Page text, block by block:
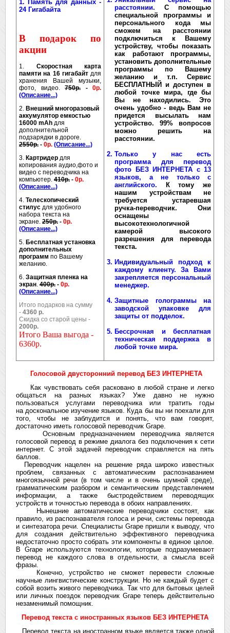
1. Память для данных -
24 Гигабайта
В подарок по
акции
1. Скоростная карта
памяти на 16 гигабайт для
хранения Вашей музыки,
фото, видео. 750р. - 0р.
(Описание...)
2. Внешний многоразовый
аккумулятор емкостью
16000 mAh для
дополнительной
подзарядки в дороге.
2550р. - 0р. (Описание...)
3. Картридер для
копирования аудио,фото и
видео с переводчика на
компьютер. 410р. - 0р.
(Описание...)
4. Телескопический
стилус для удобного
набора текста на
экране. 250р. - 0р.
(Описание...)
5. Бесплатная установка
дополнительных
программ по Вашему
желанию.
6. Защитная пленка на
экран. 400р. - 0р.
(Описание...)
Итого подарков на сумму
- 4360 р.
Скидка со старой цены -
2000р.
Итого Ваша выгода -
6360р.
расстоянии. C помощью
специальной программы и
персонального кода мы
сможем на расстоянии
подключиться к Вашему
устройству, чтобы показать
как работают программы,
установить дополнительные
программы по Вашему
желанию и т.п. Сервис
БЕСПЛАТНЫЙ и доступен в
любой точке мира, где бы
Вы не находились. Это
очень удобно - ведь Вам не
придется высылать нам
устройство. 99% вопросов
можно решить на
расстоянии.
Только у нас есть
программа для перевод
фото БЕЗ ИНТЕРНЕТА с 13
языков, а не только с
английского.
К тому же
нашим устройствам не
требуется устаревшая
ручка-переводчик. Они
оснащены
высокотехнологичной
камерой высокого
разрешения для перевода
текста.
Индивидуальный подход к
каждому клиенту. За Вами
закрепляется персональный
менеджер.
Защитные голограммы на
заводской упаковке для
защиты от подделок.
Бессрочная и бесплатная
техническая поддержка в
любой точке мира.
Голосовой двусторонний перевод БЕЗ ИНТЕРНЕТА
Как чувствовать себя расковано в любой стране и легко
общаться на разных языках? Уже давно не нужно
пользоваться услугами переводчика или тратить годы
на доскональное изучение языков. Куда бы вы ни поехали для
того, чтобы не заблудится и понять, что вам говорят,
достаточно иметь голосовой переводчик Grape.
Основным предназначением переводчика является
голосовой перевод в режиме диалога без подключения к сети
интернет. С этой задачей переводчик справляется на пять
баллов.
Переводчик нацелен на решение ряда широко известных
проблем, связанных с автоматическим распознаванием
многоязычной речи (в том числе и в очень шумной среде),
грамматическим разбором и семантическим представлением
информации, а также быстродействием переводящих
устройств и точностью перевода в обоих направлениях.
Нынешние автоматические переводчики состоят, как
правило, из распознавателя голоса и речи, системы перевода
и синтезатора речи. Специалисты Grape пришли к выводу, что
для создания действительно эффективного переводчика
недостаточно просто собрать эти компоненты в единое целое.
В Grape используются технологии, которые подразумевают
перевод не каждого слова в отдельности, а смысла всей
фразы.
Конечно, устройство не сможет перевести сложные
научные лингвистические конструкции. Но не каждый будет с
собой возить живого переводчика. Так что для бытовых целей
или личных поездок переводчик Grape теперь действительно
незаменимый помощник.
Перевод текста с иностранных языков БЕЗ ИНТЕРНЕТА
Перевод текста на иностранном языке является также одной